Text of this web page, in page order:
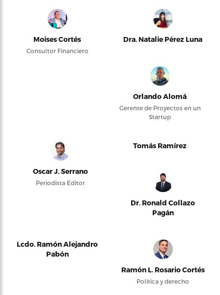
Moises Cortés
Consultor Financiero
Dra. Natalie Pérez Luna
Orlando Alomá
Gerente de Proyectos en un
Startup
Oscar J. Serrano
Periodista Editor
Tomás Ramírez
Dr. Ronald Collazo
Pagán
Lcdo. Ramón Alejandro
Pabón
Ramón L. Rosario Cortés
Política y derecho